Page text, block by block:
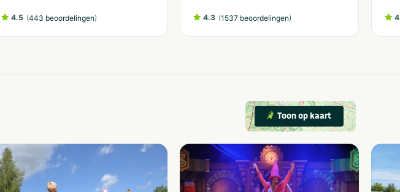
4.5 (443 beoordelingen) 4.3 (1537 beoordelingen)
Toon op kaart